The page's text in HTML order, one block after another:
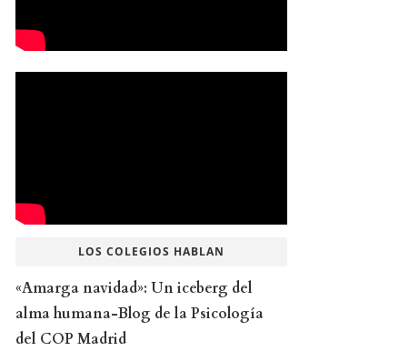
LOS COLEGIOS HABLAN
«Amarga navidad»: Un iceberg del
alma humana-Blog de la Psicología
del COP Madrid